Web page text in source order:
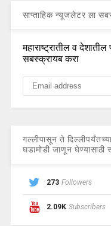
साप्ताहिक न्यूजलेटर ला
महाराष्ट्रातील व
सबस्क्रायब करा
गल्लीपासून ते
घडामोडी जाणून घेण्यासाठी
273 Followers
2.09K Subscribers